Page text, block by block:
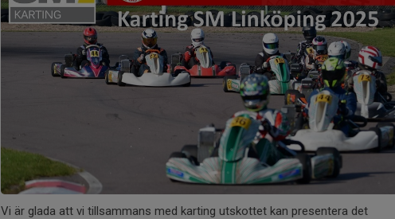
Vi är glada att vi tillsammans med karting utskottet kan presentera det